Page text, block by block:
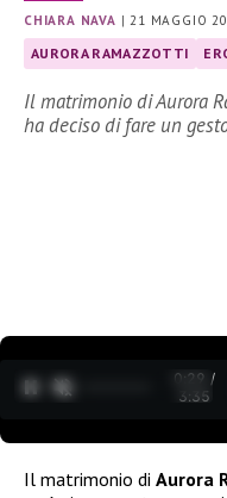
CHIARA NAVA |21 MAGGIO
AURORA RAMAZZOTTI
Il matrimonio di Aurora
ha deciso di fare un
0:30 /
3:35
Il matrimonio di Aurora